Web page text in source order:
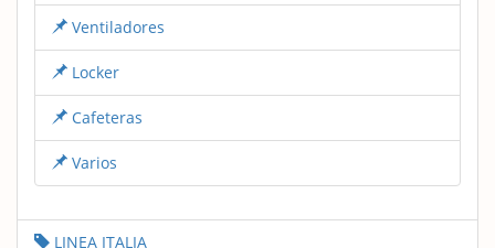
Ventiladores
Locker
Cafeteras
Varios
LINEA ITALIA